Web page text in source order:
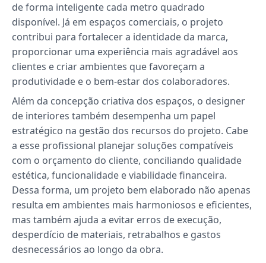
de forma inteligente cada metro quadrado
disponível. Já em espaços comerciais, o projeto
contribui para fortalecer a identidade da marca,
proporcionar uma experiência mais agradável aos
clientes e criar ambientes que favoreçam a
produtividade e o bem-estar dos colaboradores.
Além da concepção criativa dos espaços, o designer
de interiores também desempenha um papel
estratégico na gestão dos recursos do projeto. Cabe
a esse profissional planejar soluções compatíveis
com o orçamento do cliente, conciliando qualidade
estética, funcionalidade e viabilidade financeira.
Dessa forma, um projeto bem elaborado não apenas
resulta em ambientes mais harmoniosos e eficientes,
mas também ajuda a evitar erros de execução,
desperdício de materiais, retrabalhos e gastos
desnecessários ao longo da obra.